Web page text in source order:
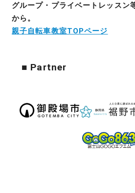
グループ・プライベートレッスン
から。
親子自転車教室TOPページ
■ Partner